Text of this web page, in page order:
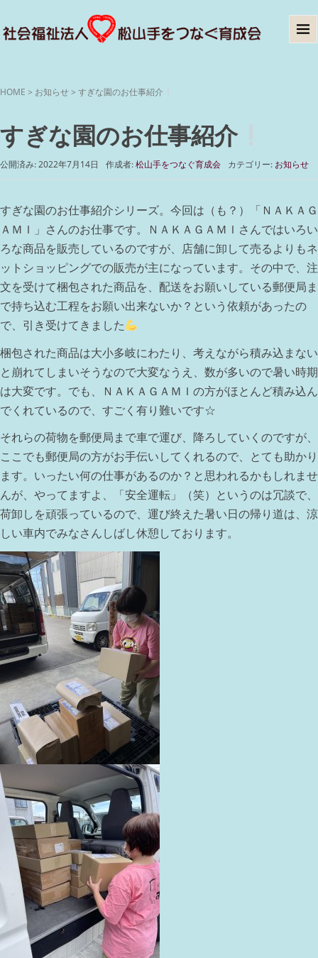
HOME > お知らせ> すぎな園のお仕事紹介
すぎな園のお仕事紹介
公開済み: 2022年7月14日 作成者:松山手をつなぐ育成会 カテゴリー: お知らせ
すぎな園のお仕事紹介シリーズ。今回は（も？）「ＮＡＫＡＧ
ＡＭＩ」さんのお仕事です。ＮＡＫＡＧＡＭＩさんではいろい
ろな商品を販売しているのですが、店舗に卸して売るよりもネ
ットショッピングでの販売が主になっています。その中で、注
文を受けて梱包された商品を、配送をお願いしている郵便局ま
で持ち込む工程をお願い出来ないか？という依頼があったの
で、引き受けてきました
梱包された商品は大小多岐にわたり、考えながら積み込まない
と崩れてしまいそうなので大変なうえ、数が多いので暑い時期
は大変です。でも、ＮＡＫＡＧＡＭＩの方がほとんど積み込ん
でくれているので、すごく有り難いです☆
それらの荷物を郵便局まで車で運び、降ろしていくのですが、
ここでも郵便局の方がお手伝いしてくれるので、とても助かり
ます。いったい何の仕事があるのか？と思われるかもしれませ
んが、やってますよ、「安全運転」（笑）というのは冗談で、
荷卸しを頑張っているので、運び終えた暑い日の帰り道は、涼
しい車内でみなさんしばし休憩しております。